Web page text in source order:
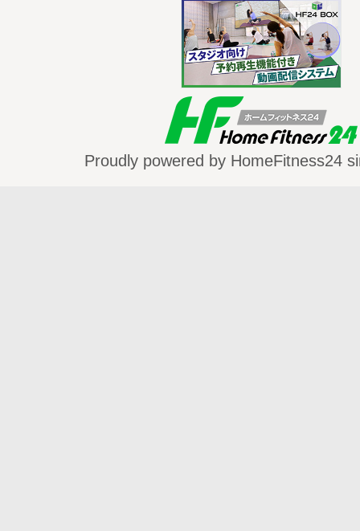
Proudly powered by HomeFitness24